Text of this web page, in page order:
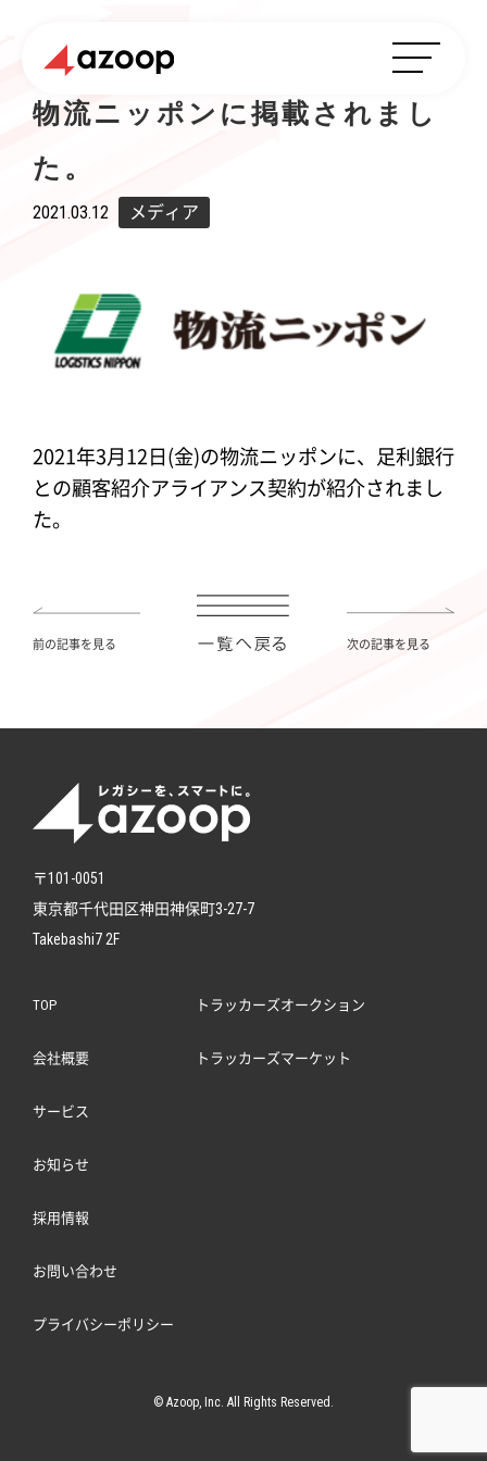
物流ニッポンに掲載されまし
た。
2021.03.12 メディア
2021年3月12日(金)の物流ニッポンに、足利銀行
との顧客紹介アライアンス契約が紹介されまし
た。
前の記事を見る 次の記事を見る
〒101-0051
東京都千代田区神田神保町3-27-7
Takebashi7 2F
TOP
会社概要
サービス
お知らせ
採用情報
お問い合わせ
プライバシーポリシー
トラッカーズオークション
トラッカーズマーケット
© Azoop, Inc. All Rights Reserved.